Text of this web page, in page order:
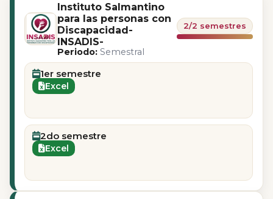
Instituto Salmantino
para las personas con
Discapacidad-
INSADIS-
Periodo: Semestral
2/2 semestres
1er semestre
Excel
2do semestre
Excel